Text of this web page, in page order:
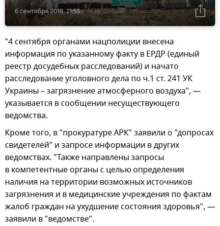
6 сентября 2018, 21:53
"4 сентября органами нацполиции внесена
информация по указанному факту в ЕРДР (единый
реестр досудебных расследований) и начато
расследование уголовного дела по ч.1 ст. 241 УК
Украины – загрязнение атмосферного воздуха", —
указывается в сообщении несуществующего
ведомства.
Кроме того, в "прокуратуре АРК" заявили о "допросах
свидетелей" и запросе информации в других
ведомствах. "Также направлены запросы
в компетентные органы с целью определения
наличия на территории возможных источников
загрязнения и в медицинские учреждения по фактам
жалоб граждан на ухудшение состояния здоровья", —
заявили в "ведомстве".